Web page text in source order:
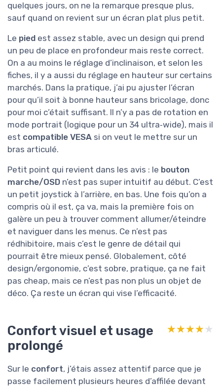
quelques jours, on ne la remarque presque plus,
sauf quand on revient sur un écran plat plus petit.
Le pied est assez stable, avec un design qui prend
un peu de place en profondeur mais reste correct.
On a au moins le réglage d’inclinaison, et selon les
fiches, il y a aussi du réglage en hauteur sur certains
marchés. Dans la pratique, j’ai pu ajuster l’écran
pour qu’il soit à bonne hauteur sans bricolage, donc
pour moi c’était suffisant. Il n’y a pas de rotation en
mode portrait (logique pour un 34 ultra‑wide), mais il
est compatible VESA si on veut le mettre sur un
bras articulé.
Petit point qui revient dans les avis : le bouton
marche/OSD n’est pas super intuitif au début. C’est
un petit joystick à l’arrière, en bas. Une fois qu’on a
compris où il est, ça va, mais la première fois on
galère un peu à trouver comment allumer/éteindre
et naviguer dans les menus. Ce n’est pas
rédhibitoire, mais c’est le genre de détail qui
pourrait être mieux pensé. Globalement, côté
design/ergonomie, c’est sobre, pratique, ça ne fait
pas cheap, mais ce n’est pas non plus un objet de
déco. Ça reste un écran qui vise l’efficacité.
Confort visuel et usage
prolongé
★★★★★
★★★★★
Sur le confort, j’étais assez attentif parce que je
passe facilement plusieurs heures d’affilée devant